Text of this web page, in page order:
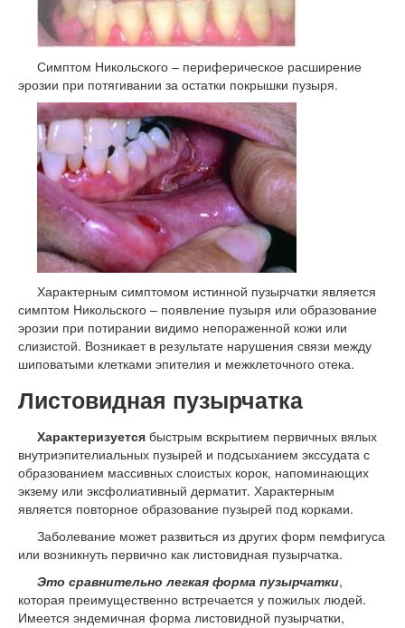
Симптом Никольского – периферическое расширение
эрозии при потягивании за остатки покрышки пузыря.
Характерным симптомом истинной пузырчатки является
симптом Никольского – появление пузыря или образование
эрозии при потирании видимо непораженной кожи или
слизистой. Возникает в результате нарушения связи между
шиповатыми клетками эпителия и межклеточного отека.
Листовидная пузырчатка
Характеризуется быстрым вскрытием первичных вялых
внутриэпителиальных пузырей и подсыханием экссудата с
образованием массивных слоистых корок, напоминающих
экзему или эксфолиативный дерматит. Характерным
является повторное образование пузырей под корками.
Заболевание может развиться из других форм пемфигуса
или возникнуть первично как листовидная пузырчатка.
Это сравнительно легкая форма пузырчатки,
которая преимущественно встречается у пожилых людей.
Имеется эндемичная форма листовидной пузырчатки,